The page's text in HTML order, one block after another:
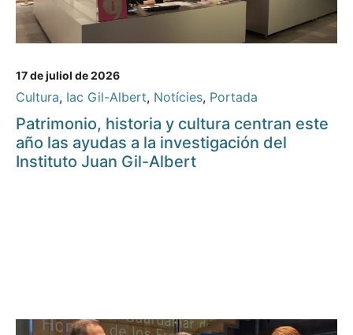
17 de juliol de 2026
Cultura, Iac Gil-Albert, Notícies, Portada
Patrimonio, historia y cultura centran este
año las ayudas a la investigación del
Instituto Juan Gil-Albert